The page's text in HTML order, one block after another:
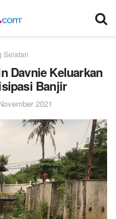
Selatan
Davnie Keluarkan
Banjir
2021